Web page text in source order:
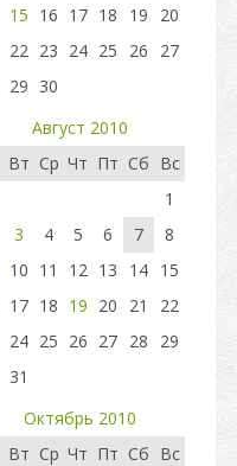
15 16 17 18 19
20
22 23 24 25 26
27
29 30
Август 2010
Вт Ср Чт Пт Сб Вс
1
3 4 5 6 7
8
10 11 12 13 14 15
17 18 19 20 21
22
24 25 26 27 28
29
31
Октябрь 2010
Вт Ср Чт Пт Сб Вс